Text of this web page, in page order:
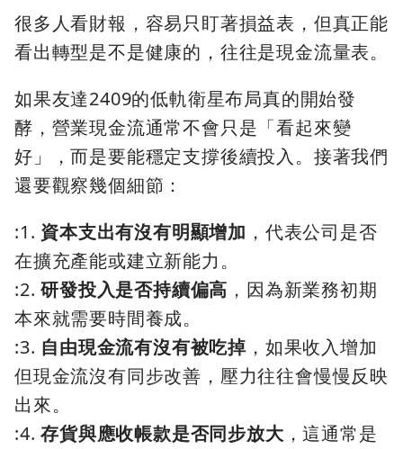
很多人看財報，容易只盯著損益表，但真正能
看出轉型是不是健康的，往往是現金流量表。
如果友達2409的低軌衛星布局真的開始發
酵，營業現金流通常不會只是「看起來變
好」，而是要能穩定支撐後續投入。接著我們
還要觀察幾個細節：
:1. 資本支出有沒有明顯增加 ，代表公司是否
在擴充產能或建立新能力。
:2.研發投入是否持續偏高 ，因為新業務初期
本來就需要時間養成。
:3. 自由現金流有沒有被吃掉 ，如果收入增加
但現金流沒有同步改善，壓力往往會慢慢反映
出來。
:4.存貨與應收帳款是否同步放大 ，這通常是